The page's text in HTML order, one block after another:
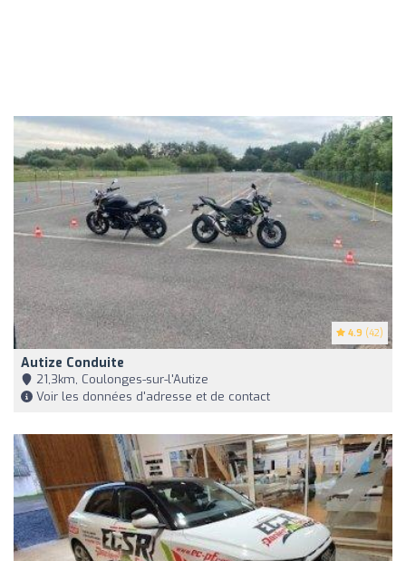
4.9 (42)
Autize Conduite
21,3km, Coulonges-sur-l'Autize
Voir les données d'adresse et de contact